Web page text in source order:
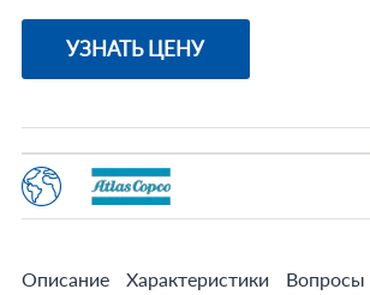
УЗНАТЬ ЦЕНУ
Описание Характеристики Вопросы